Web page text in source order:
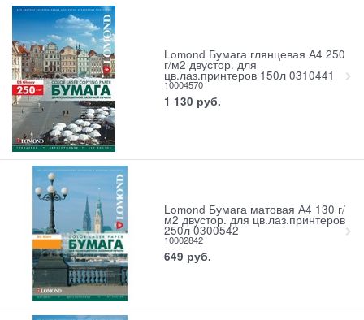
Lomond Бумага глянцевая А4 250
г/м2 двустор. для
цв.лаз.принтеров 150л 0310441
10004570
1 130 руб.
Lomond Бумага матовая А4 130 г/
м2 двустор. для цв.лаз.принтеров
250л 0300542
10002842
649 руб.